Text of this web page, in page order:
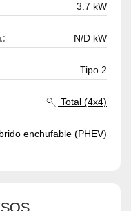
3.7 kW
N/D kW
Tipo 2
Total (4x4)
enchufable (PHEV)